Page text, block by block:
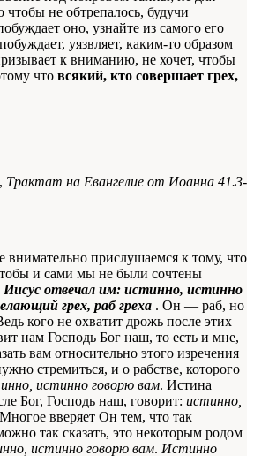
чтобы не обтрепалось, будучи
оно, узнайте из самого его
уязвляет, каким-то образом
к вниманию, не хочет, чтобы
что всякий, кто совершает грех,
Трактат на Евангелие от Иоанна 41.3-
внимательно прислушаемся к тому, что
и сами мы не были сочтены
Иисус отвечал им: истинно, истинно
грех, раб греха . Он — раб, но
кого не охватит дрожь после этих
нам Господь Бог наш, то есть и мне,
вам относительно этого изречения
стремиться, и о рабстве, которого
истинно говорю вам. Истина
Бог, Господь наш, говорит: истинно,
вверяет Он тем, что так
так сказать, это некоторым родом
истинно говорю вам. Истинно